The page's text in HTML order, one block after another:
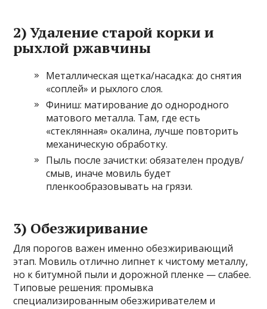
2) Удаление старой корки и
рыхлой ржавчины
Металлическая щетка/насадка: до снятия
«соплей» и рыхлого слоя.
Финиш: матирование до однородного
матового металла. Там, где есть
«стеклянная» окалина, лучше повторить
механическую обработку.
Пыль после зачистки: обязателен продув/
смыв, иначе мовиль будет
пленкообразовывать на грязи.
3) Обезжиривание
Для порогов важен именно обезжиривающий
этап. Мовиль отлично липнет к чистому металлу,
но к битумной пыли и дорожной пленке — слабее.
Типовые решения: промывка
специализированным обезжиривателем и